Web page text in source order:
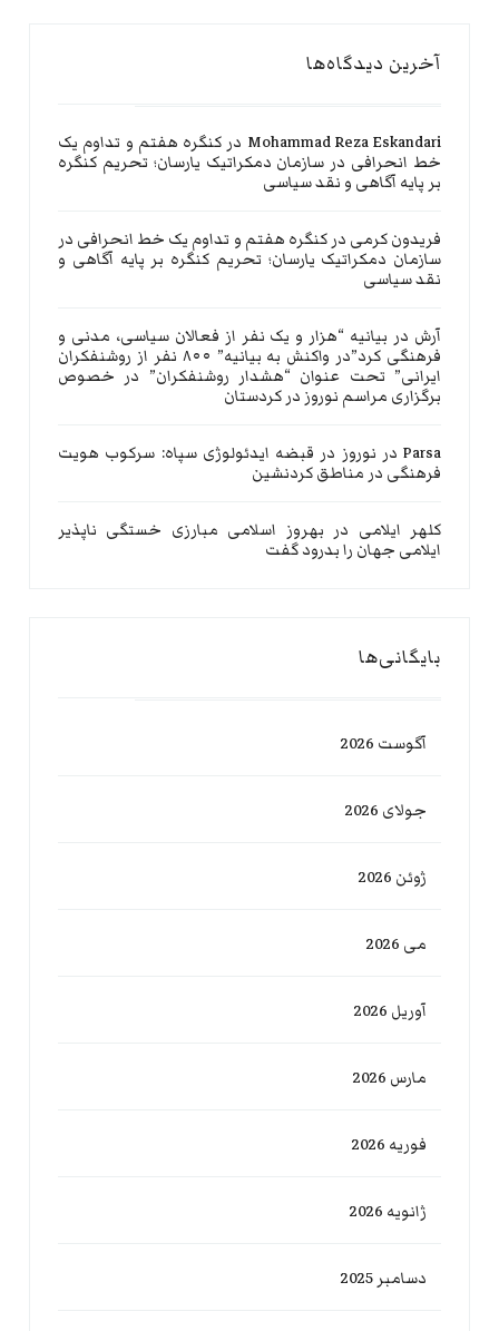
آخرین دیدگاه‌ها
Mohammad Reza Eskandari در کنگره هفتم و تداوم یک
خط انحرافی در سازمان دمکراتیک یارسان؛ تحریم کنگره
بر پایه آگاهی و نقد سیاسی
فریدون کرمی درکنگره هفتم و تداوم یک خط انحرافی در
سازمان دمکراتیک یارسان؛ تحریم کنگره بر پایه آگاهی و
نقد سیاسی
آرش در بیانیه “هزار و یک نفر از فعالان سیاسی، مدنی و
فرهنگی کرد”در واکنش به بیانیه” ۸۰۰ نفر از روشنفکران
ایرانی” تحت عنوان “هشدار روشنفکران” در خصوص
برگزاری مراسم نوروز در کردستان
Parsa در نوروز در قبضه ایدئولوژی سپاه: سرکوب هویت
فرهنگی در مناطق کردنشین
کلهر ایلامی در بهروز اسلامی مبارزی خستگی ناپذیر
ایلامی جهان را بدرود گفت
بایگانی‌ها
آگوست 2026
جولای 2026
ژوئن 2026
می 2026
آوریل 2026
مارس 2026
فوریه 2026
ژانویه 2026
دسامبر 2025